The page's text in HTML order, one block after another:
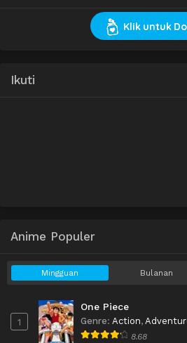
Klik untuk
Ikuti
Anime Populer
Mingguan Bulanan
1
One Piece
Genre: Action,
8.68